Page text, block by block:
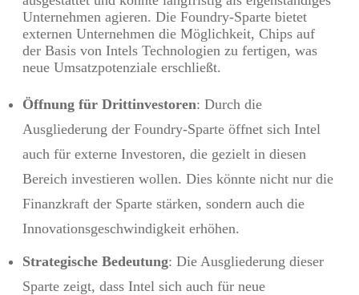
Unternehmen agieren. Die Foundry-Sparte bietet
externen Unternehmen die Möglichkeit, Chips auf
der Basis von Intels Technologien zu fertigen, was
neue Umsatzpotenziale erschließt.
Öffnung für Drittinvestoren: Durch die
Ausgliederung der Foundry-Sparte öffnet sich Intel
auch für externe Investoren, die gezielt in diesen
Bereich investieren wollen. Dies könnte nicht nur die
Finanzkraft der Sparte stärken, sondern auch die
Innovationsgeschwindigkeit erhöhen.
Strategische Bedeutung: Die Ausgliederung dieser
Sparte zeigt, dass Intel sich auch für neue